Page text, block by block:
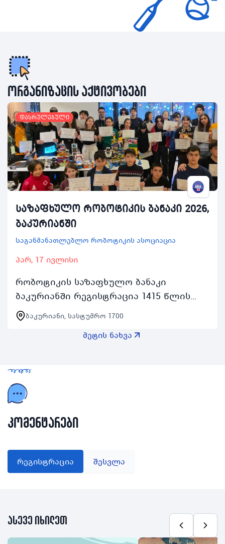
ორგანიზაცის აქტივობები
დასრულებული
საზაფხულო რობოტიკის ბანაკი 2026,
ბაკურიანში
Საგანმანათლებლო რობოტიკის ასოციაცია
პარ, 17 ივლისი
რობოტიკის საზაფხულო ბანაკი
ბაკურიანში რეგისტრაცია 1415 წლის
მოსწავლეებისთვის
httpsformsgleuaziyT9oJmdhVt1R8 ხოლო
რეგისტრაცია 1617 წლის
ბაკურიანი, სასტუმრო 1700
მეტის ნახვა
კომენტარები
რეგისტრაცია შესვლა
ასევე იხილეთ